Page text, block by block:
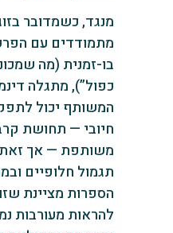
מנגד, כשמדובר
מתמודדים עם
כפול”), מתגלה
המשותף יכול
חיובי — תחושת
משותפת — אך זאת
תגמול חלופיים
הספרות מציינת
להראות מעורבות